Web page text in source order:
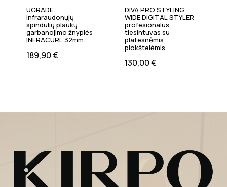
UGRADE
infraraudonųjų
spindulių plaukų
garbanojimo žnyplės
INFRACURL 32mm.
189,90€
DIVA PRO STYLING
WIDE DIGITAL STYLER
profesionalus
tiesintuvas su
platesnėmis
plokštelėmis
130,00€